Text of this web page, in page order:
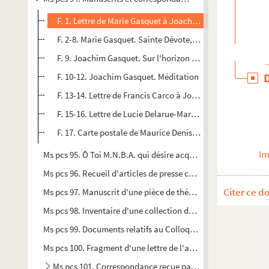
F. 1. Lettre de Marie Gasquet à Joachim Gasquet, son
F. 2-8. Marie Gasquet. Sainte Dévote, patronne de Monaco
F. 9. Joachim Gasquet. Sur l'horizon du soir j'évoquerai
F. 10-12. Joachim Gasquet. Méditation
F. 13-14. Lettre de Francis Carco à Joachim Gasquet
F. 15-16. Lettre de Lucie Delarue-Mardrus à Joachim
F. 17. Carte postale de Maurice Denis à Joachim Gasquet
Ms pcs 95. Ô Toi M.N.B.A. qui désire acquérir de la science,
Ms pcs 96. Recueil d'articles de presse concernant Paul Arène
Ms pcs 97. Manuscrit d'une pièce de théâtre
Ms pcs 98. Inventaire d'une collection de céramiques
Ms pcs 99. Documents relatifs au Colloque Maurice Blondel
Ms pcs 100. Fragment d'une lettre de l'abbé Rive à propos de
Ms pcs 101. Correspondance reçue par Robert Ytier
Citer ce